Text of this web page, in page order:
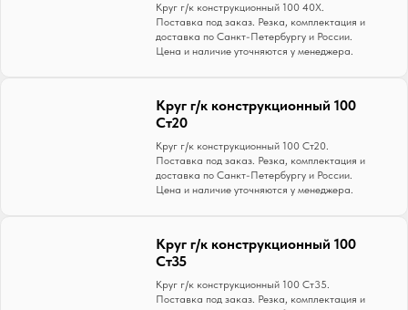
Круг г/к конструкционный 100 40Х.
Поставка под заказ. Резка, комплектация и
доставка по Санкт-Петербургу и России.
Цена и наличие уточняются у менеджера.
Круг г/к конструкционный 100
Ст20
Круг г/к конструкционный 100 Ст20.
Поставка под заказ. Резка, комплектация и
доставка по Санкт-Петербургу и России.
Цена и наличие уточняются у менеджера.
Круг г/к конструкционный 100
Ст35
Круг г/к конструкционный 100 Ст35.
Поставка под заказ. Резка, комплектация и